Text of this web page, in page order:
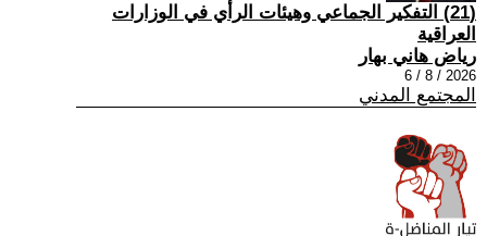
(21) التفكير الجماعي وهيئات الرأي في الوزارات
العراقية
رياض هاني بهار
2026 / 8 / 6
المجتمع المدني